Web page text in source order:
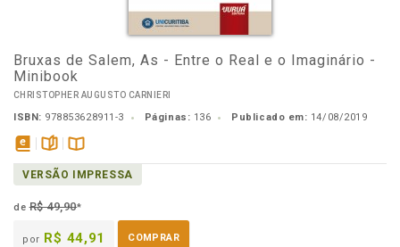
Bruxas de Salem, As - Entre o Real e o Imaginário -
Minibook
CHRISTOPHER AUGUSTO CARNIERI
ISBN: 978853628911-3 Páginas: 136 Publicado em: 14/08/2019
disponível
em
páginasDisponível
na
VERSÃO IMPRESSA
deR$ 49,90*
por R$ 44,91 COMPRAR